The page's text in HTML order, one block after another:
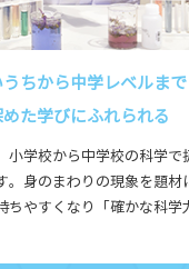
うちから中学レベルまで
めた学びにふれられる
小学校から中学校の科学で
。身のまわりの現象を題材
ちやすくなり「確かな科学